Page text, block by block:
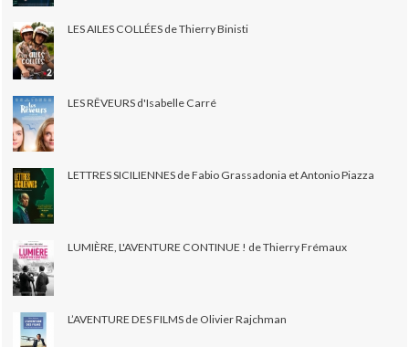
LES AILES COLLÉES de Thierry Binisti
LES RÊVEURS d'Isabelle Carré
LETTRES SICILIENNES de Fabio Grassadonia et Antonio Piazza
LUMIÈRE, L'AVENTURE CONTINUE ! de Thierry Frémaux
L’AVENTURE DES FILMS de Olivier Rajchman